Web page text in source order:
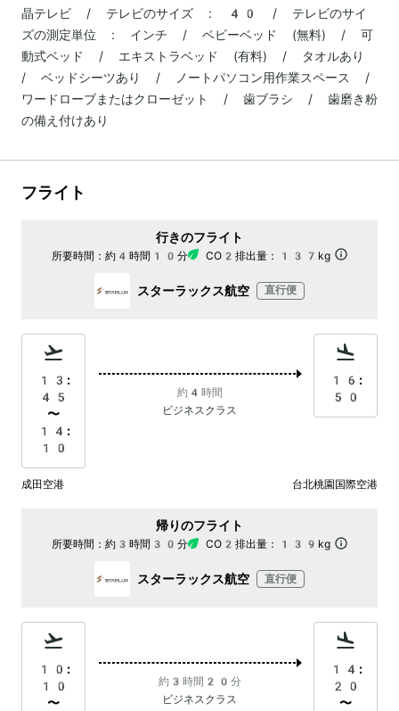
晶テレビ / テレビのサイズ : 40 / テレビのサイ
ズの測定単位 : インチ / ベビーベッド (無料) / 可
動式ベッド / エキストラベッド (有料) / タオルあり
/ ベッドシーツあり / ノートパソコン用作業スペース /
ワードローブまたはクローゼット / 歯ブラシ / 歯磨き粉
の備え付けあり
フライト
行きのフライト
所要時間： 約4時間10分 CO2排出量： 137kg
スターラックス航空 直行便
13:
45
〜
14:
10
約4時間
ビジネスクラス
16:
50
成田空港 台北桃園国際空港
帰りのフライト
所要時間： 約3時間30分 CO2排出量： 139kg
スターラックス航空 直行便
10:
10
〜
約3時間20分
ビジネスクラス
14:
20
〜